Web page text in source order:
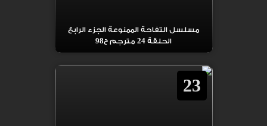
مسلسل التفاحة الممنوعة الجزء الرابع
الحلقة 24 مترجم ح98
23